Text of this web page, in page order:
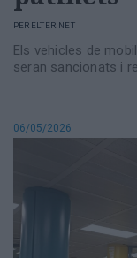
PER ELTER.NET
Els vehicles de
seran sancionats i
06/05/2026